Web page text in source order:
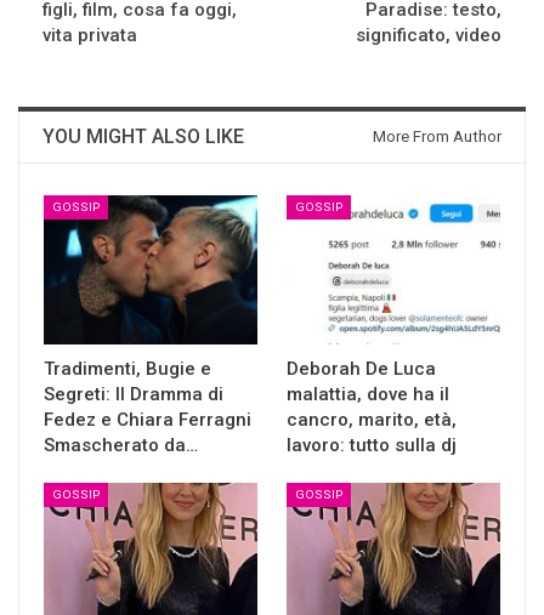
figli, film, cosa fa oggi,
vita privata
Paradise: testo,
significato, video
YOU MIGHT ALSO LIKE More From Author
GOSSIP
Tradimenti, Bugie e
Segreti: Il Dramma di
Fedez e Chiara Ferragni
Smascherato da…
GOSSIP
Deborah De Luca
malattia, dove ha il
cancro, marito, età,
lavoro: tutto sulla dj
GOSSIP GOSSIP